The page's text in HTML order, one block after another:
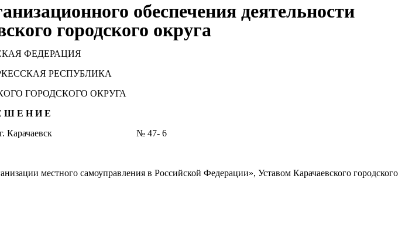
обеспечения деятельности
городского округа
ФЕДЕРАЦИЯ
РЕСПУБЛИКА
ГОРОДСКОГО ОКРУГА
Ш Е Н И Е
№ 47- 6
местного самоуправления в Российской Федерации», Уставом Карачаевского городского